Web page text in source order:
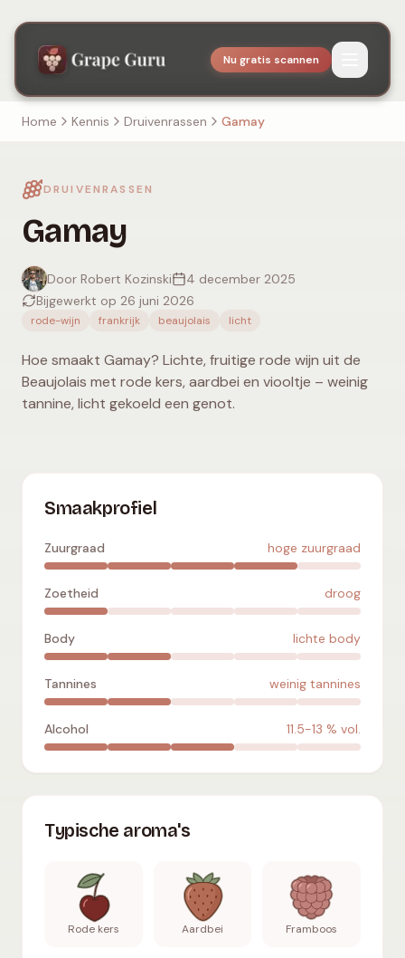
Nu gratis scannen
Home Kennis Druivenrassen Gamay
DRUIVENRASSEN
Gamay
Door Robert Kozinski
4 december 2025
Bijgewerkt op 26 juni 2026
rode-wijn frankrijk beaujolais licht
Hoe smaakt Gamay? Lichte, fruitige rode wijn uit de
Beaujolais met rode kers, aardbei en viooltje – weinig
tannine, licht gekoeld een genot.
Smaakprofiel
Zuurgraad hoge zuurgraad
Zoetheid droog
Body lichte body
Tannines weinig tannines
Alcohol 11.5-13 % vol.
Typische aroma's
Rode kers Aardbei Framboos